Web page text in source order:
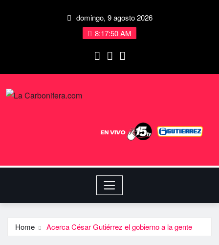
domingo, 9 agosto 2026
8:17:51 AM
Home Acerca César Gutiérrez el gobierno a la gente